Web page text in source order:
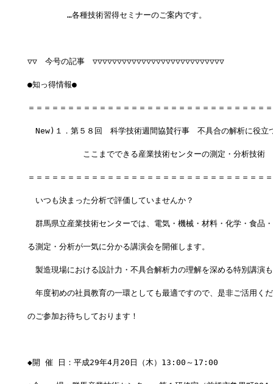
…各種技術習得セミナーのご案内です。
▽▽　今号の記事　▽▽▽▽▽▽▽▽▽▽▽▽▽▽▽▽▽▽▽▽▽▽▽▽▽▽▽
●知っ得情報●
＝＝＝＝＝＝＝＝＝＝＝＝＝＝＝＝＝＝＝＝＝＝＝＝＝＝＝＝＝＝
New)１．第５８回　科学技術週間協賛行事　不具合の解析に役立
ここまでできる産業技術センターの測定・分析技術
＝＝＝＝＝＝＝＝＝＝＝＝＝＝＝＝＝＝＝＝＝＝＝＝＝＝＝＝＝＝
いつも決まった分析で評価していませんか？
群馬県立産業技術センターでは、電気・機械・材料・化学・食品
る測定・分析が一気に分かる講演会を開催します。
製造現場における設計力・不具合解析力の理解を深める特別講演
年度初めの社員教育の一環としても最適ですので、是非ご活用く
のご参加お待ちしております！
◆開 催 日：平成29年4月20日（木）13:00～17:00